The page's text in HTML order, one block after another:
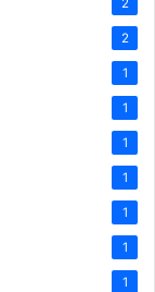
2
2
1
1
1
1
1
1
1